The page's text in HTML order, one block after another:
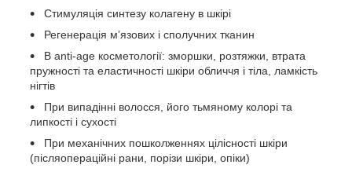
Стимуляція синтезу колагену в шкірі
Регенерація мʼязових і сполучних тканин
В anti-age косметології: зморшки, розтяжки, втрата
пружності та еластичності шкіри обличчя і тіла, ламкість
нігтів
При випадінні волосся, його тьмяному колорі та
липкості і сухості
При механічних пошколженнях цілісності шкіри
(післяопераційні рани, порізи шкіри, опіки)